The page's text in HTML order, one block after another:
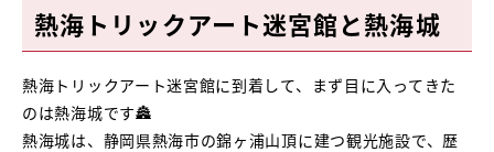
熱海トリックアート迷宮館と熱海城
熱海トリックアート迷宮館に到着して、まず目に入ってきた
のは熱海城です🏯
熱海城は、静岡県熱海市の錦ヶ浦山頂に建つ観光施設で、歴